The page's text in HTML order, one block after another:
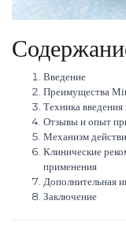
Введение
Преимущества
Техника введения
Отзывы и опыт
Механизм
Клинические
применения
Дополнительная
Заключение